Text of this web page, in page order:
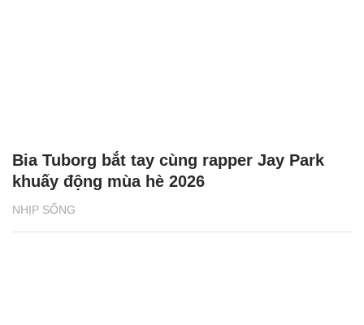
NHỊP SỐNG
Bia Tuborg bắt tay cùng rapper Jay Park
khuấy động mùa hè 2026